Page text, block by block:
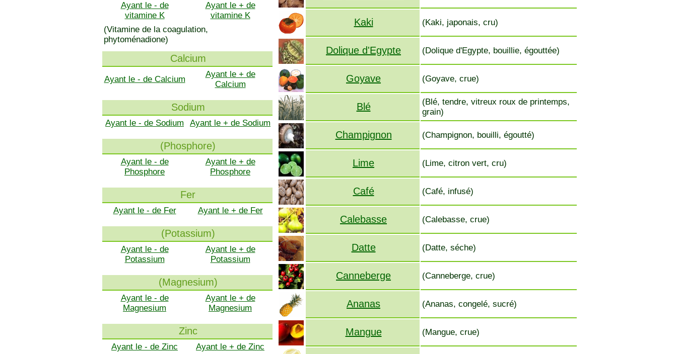
Ayant le - de
vitamine K
Ayant le + de
vitamine K
(Vitamine de la coagulation,
phytoménadione)
Calcium
Ayant le - de Calcium
Ayant le + de
Calcium
Sodium
Ayant le - de Sodium Ayant le + de Sodium
(Phosphore)
Ayant le - de
Phosphore
Ayant le + de
Phosphore
Fer
Ayant le - de Fer Ayant le + de Fer
(Potassium)
Ayant le - de
Potassium
Ayant le + de
Potassium
(Magnesium)
Ayant le - de
Magnesium
Ayant le + de
Magnesium
Zinc
Ayant le - de Zinc Ayant le + de Zinc
Kaki (Kaki, japonais, cru)
Dolique d'Egypte (Dolique d'Egypte, bouillie, égouttée)
Goyave (Goyave, crue)
Blé
(Blé, tendre, vitreux roux de printemps,
grain)
Champignon (Champignon, bouilli, égoutté)
Lime (Lime, citron vert, cru)
Café (Café, infusé)
Calebasse (Calebasse, crue)
Datte (Datte, séche)
Canneberge (Canneberge, crue)
Ananas (Ananas, congelé, sucré)
Mangue (Mangue, crue)